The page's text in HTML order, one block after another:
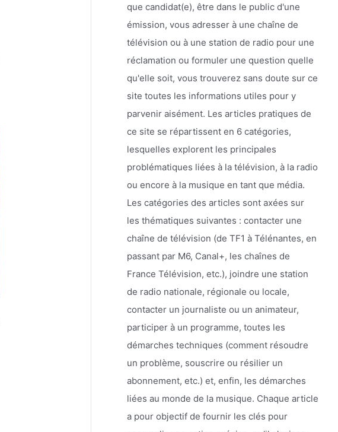
que candidat(e), être dans le public d'une
émission, vous adresser à une chaîne de
télévision ou à une station de radio pour une
réclamation ou formuler une question quelle
qu'elle soit, vous trouverez sans doute sur ce
site toutes les informations utiles pour y
parvenir aisément. Les articles pratiques de
ce site se répartissent en 6 catégories,
lesquelles explorent les principales
problématiques liées à la télévision, à la radio
ou encore à la musique en tant que média.
Les catégories des articles sont axées sur
les thématiques suivantes : contacter une
chaîne de télévision (de TF1 à Télénantes, en
passant par M6, Canal+, les chaînes de
France Télévision, etc.), joindre une station
de radio nationale, régionale ou locale,
contacter un journaliste ou un animateur,
participer à un programme, toutes les
démarches techniques (comment résoudre
un problème, souscrire ou résilier un
abonnement, etc.) et, enfin, les démarches
liées au monde de la musique. Chaque article
a pour objectif de fournir les clés pour